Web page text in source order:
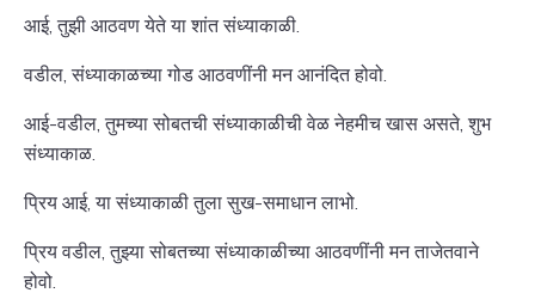
आई, तुझी आठवण येते या शांत संध्याकाळी.
वडील, संध्याकाळच्या गोड आठवणींनी मन आनंदित होवो.
आई-वडील, तुमच्या सोबतची संध्याकाळीची वेळ नेहमीच खास असते, शुभ
संध्याकाळ.
प्रिय आई, या संध्याकाळी तुला सुख-समाधान लाभो.
प्रिय वडील, तुझ्या सोबतच्या संध्याकाळीच्या आठवणींनी मन ताजेतवाने
होवो.